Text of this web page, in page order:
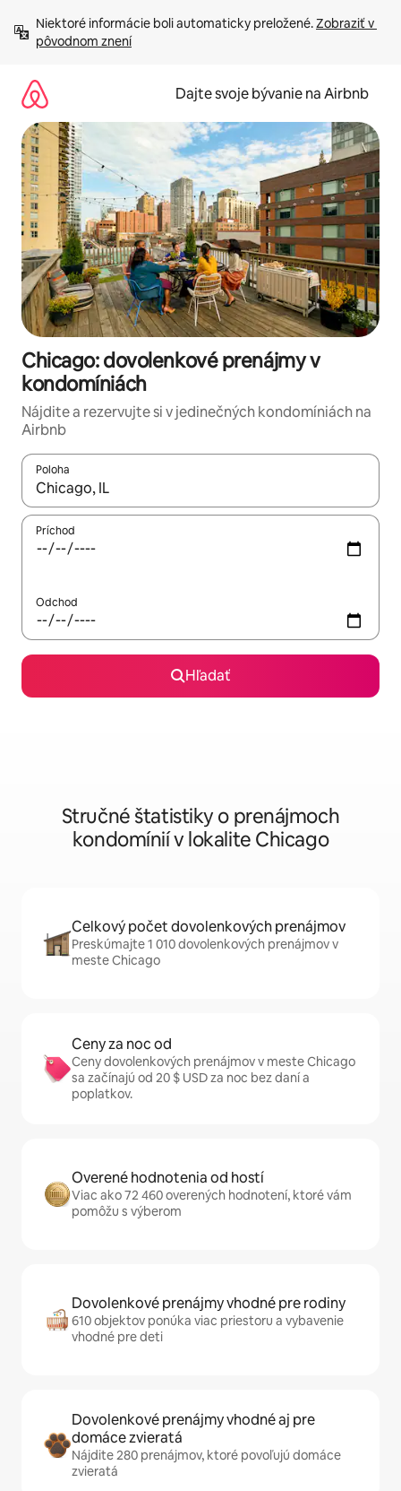
obsah.
Niektoré informácie boli automaticky preložené. Zobraziť v
pôvodnom znení
Dajte svoje bývanie na Airbnb
Chicago: dovolenkové prenájmy v
kondomíniách
Nájdite a rezervujte si v jedinečných kondomíniách na
Airbnb
Poloha
Keď budú výsledky k dispozícii, môžete si ich prechádzať
Príchod
Odchod
Hľadať
Stručné štatistiky o prenájmoch
kondomínií v lokalite Chicago
Celkový počet dovolenkových prenájmov
Preskúmajte 1 010 dovolenkových prenájmov v
meste Chicago
Ceny za noc od
Ceny dovolenkových prenájmov v meste Chicago
sa začínajú od 20 $ USD za noc bez daní a
poplatkov.
Overené hodnotenia od hostí
Viac ako 72 460 overených hodnotení, ktoré vám
pomôžu s výberom
Dovolenkové prenájmy vhodné pre rodiny
610 objektov ponúka viac priestoru a vybavenie
vhodné pre deti
Dovolenkové prenájmy vhodné aj pre
domáce zvieratá
Nájdite 280 prenájmov, ktoré povoľujú domáce
zvieratá